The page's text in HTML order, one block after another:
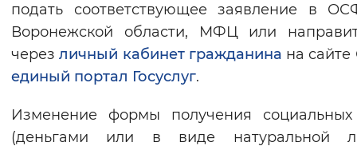
подать соответствующее заявление в
Воронежской области, МФЦ или
черезличный кабинет гражданина на
единый портал Госуслуг.
Изменение формы получения социальных
(деньгами или в виде натуральной